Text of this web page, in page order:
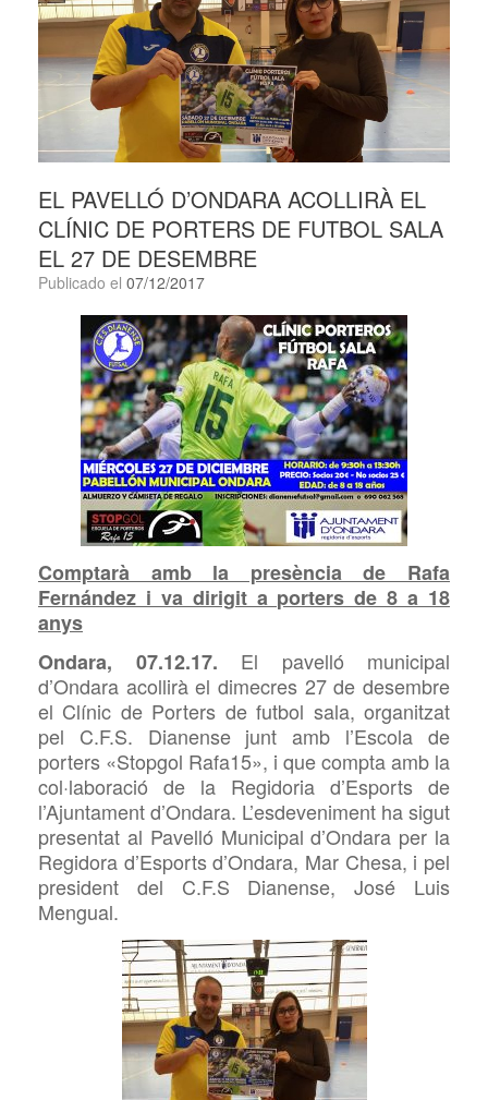
EL PAVELLÓ D’ONDARA ACOLLIRÀ EL
CLÍNIC DE PORTERS DE FUTBOL SALA
EL 27 DE DESEMBRE
Publicado el 07/12/2017
Comptarà amb la presència de Rafa
Fernández i va dirigit a porters de 8 a 18
anys
Ondara, 07.12.17. El pavelló municipal
d’Ondara acollirà el dimecres 27 de desembre
el Clínic de Porters de futbol sala, organitzat
pel C.F.S. Dianense junt amb l’Escola de
porters «Stopgol Rafa15», i que compta amb la
col·laboració de la Regidoria d’Esports de
l’Ajuntament d’Ondara. L’esdeveniment ha sigut
presentat al Pavelló Municipal d’Ondara per la
Regidora d’Esports d’Ondara, Mar Chesa, i pel
president del C.F.S Dianense, José Luis
Mengual.